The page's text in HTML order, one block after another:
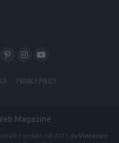
PRIVACY POLICY
Magazine
Fondato nel 2011 da Vincenzo